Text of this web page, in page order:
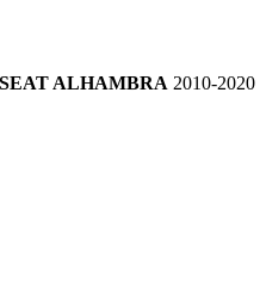
SEAT ALHAMBRA 2010-2020